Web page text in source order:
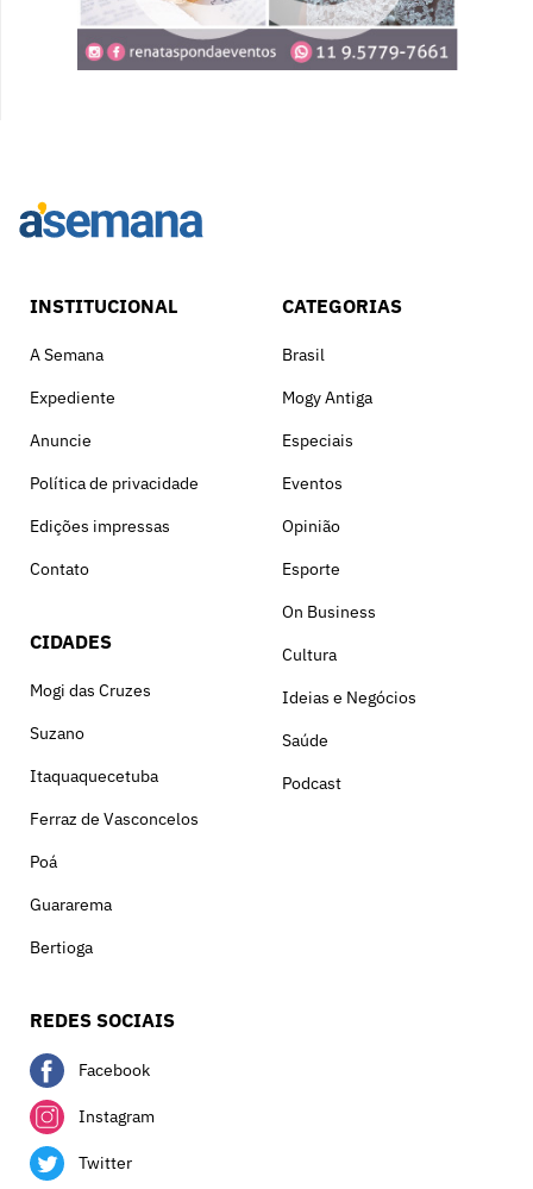
INSTITUCIONAL
A Semana
Expediente
Anuncie
Política de privacidade
Edições impressas
Contato
CIDADES
Mogi das Cruzes
Suzano
Itaquaquecetuba
Ferraz de Vasconcelos
Poá
Guararema
Bertioga
CATEGORIAS
Brasil
Mogy Antiga
Especiais
Eventos
Opinião
Esporte
On Business
Cultura
Ideias e Negócios
Saúde
Podcast
REDES SOCIAIS
Facebook
Instagram
Twitter